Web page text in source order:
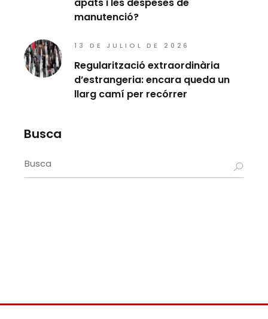
manutenció?
13 DE JULIOL DE 2026
Regularització extraordinària
d’estrangeria: encara queda un
llarg camí per recórrer
Busca
Search
for: